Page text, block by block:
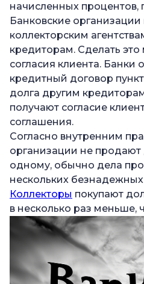
начисленных процентов,
Банковские
коллекторским
кредиторам. Сделать
согласия клиента. Банки
кредитный договор
долга другим
получают согласие
соглашения.
Согласно внутренним
организации не продают
одному, обычно дела
нескольких
Коллекторы покупают
в несколько раз меньше,